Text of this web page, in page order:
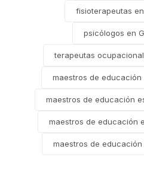
fisioterapeutas
psicólogos en
terapeutas
maestros de
maestros de educación
maestros de educación
maestros de